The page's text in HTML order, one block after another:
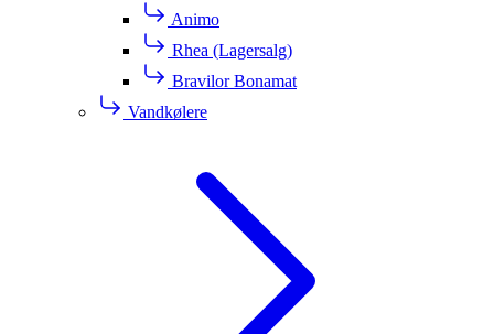
Animo
Rhea (Lagersalg)
Bravilor Bonamat
Vandkølere